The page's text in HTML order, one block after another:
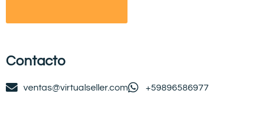
Contacto
ventas@virtualseller.com +59896586977